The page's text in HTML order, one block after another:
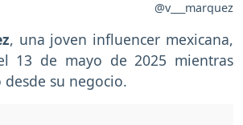
@v___marquez
, una joven influencer mexicana,
13 de mayo de 2025 mientras
su negocio.